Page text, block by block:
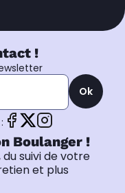
!
Ok
Boulanger !
suivi de votre
et plus